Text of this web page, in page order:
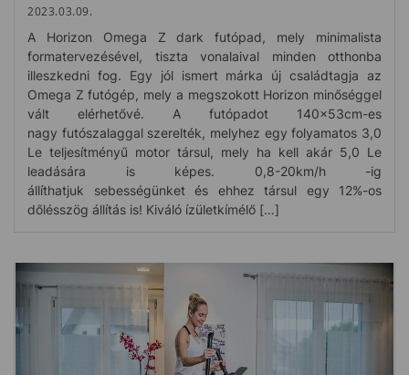
2023.03.09.
A Horizon Omega Z dark futópad, mely minimalista
formatervezésével, tiszta vonalaival minden otthonba
illeszkedni fog. Egy jól ismert márka új családtagja az
Omega Z futógép, mely a megszokott Horizon minőséggel
vált elérhetővé. A futópadot 140x53cm-es
nagy futószalaggal szerelték, melyhez egy folyamatos 3,0
Le teljesítményű motor társul, mely ha kell akár 5,0 Le
leadására is képes. 0,8-20km/h -ig
állíthatjuk sebességünket és ehhez társul egy 12%-os
dőlésszög állítás is! Kiváló ízületkímélő […]